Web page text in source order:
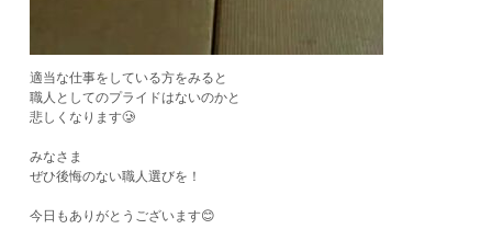
適当な仕事をしている方をみると
職人としてのプライドはないのかと
悲しくなります🥲
みなさま
ぜひ後悔のない職人選びを！
今日もありがとうございます😊